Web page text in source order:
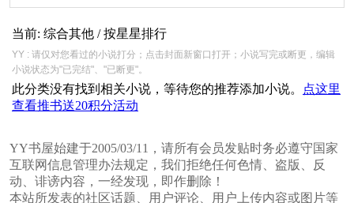
当前: 综合其他 / 按星星排行
YY : 请仅对您看过的小说打分；点击封面新窗口打开；小说写完或断更，编辑
小说状态为"已完结"、"已断更"。
此分类没有找到相关小说，等待您的推荐添加小说。
点这里
查看推书送20积分活动
YY书屋始建于2005/03/11，请所有会员发贴时务必遵守国家
互联网信息管理办法规定，我们拒绝任何色情、盗版、反
动、诽谤内容，一经发现，即作删除！
本站所发表的社区话题、用户评论、用户上传内容或图片等